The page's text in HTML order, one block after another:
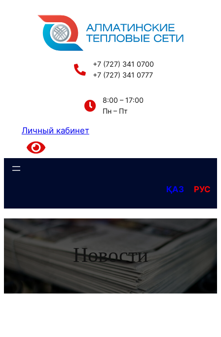
содержимому
+7 (727) 341 0700
+7 (727) 341 0777
8:00 – 17:00
Пн – Пт
Личный кабинет
ҚАЗ РУС
Новости